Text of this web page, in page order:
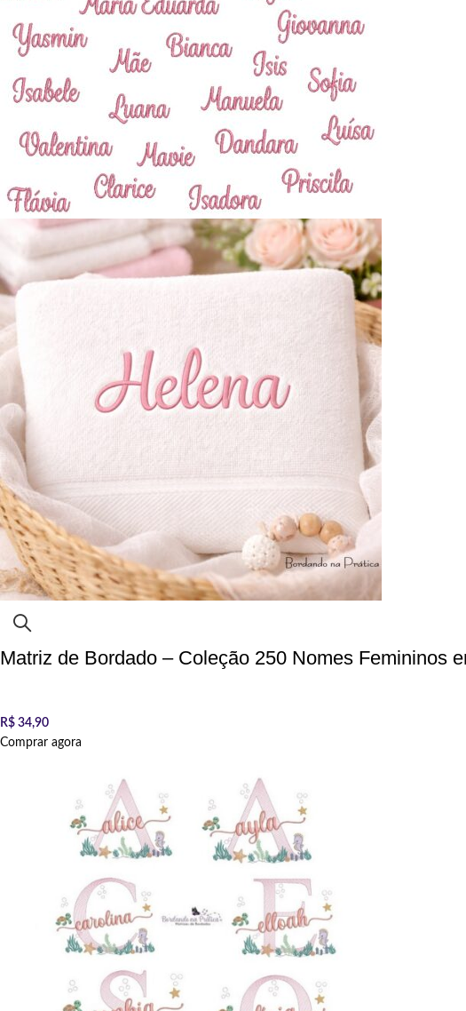
Matriz de Bordado – Coleção 250 Nomes Femininos
R$ 34,90
Comprar agora